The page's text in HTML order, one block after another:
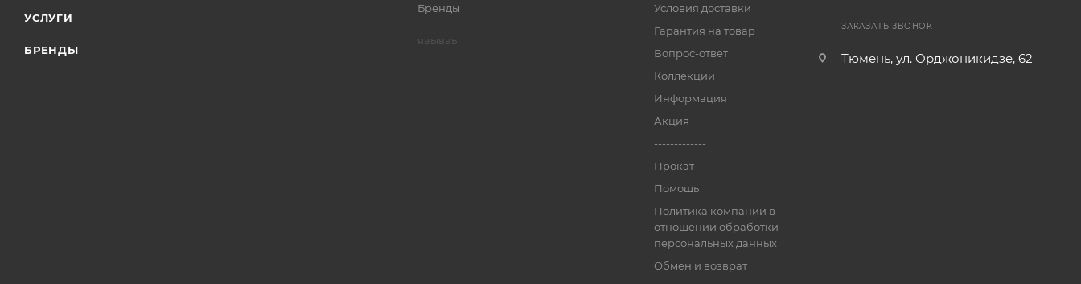
УСЛУГИ
БРЕНДЫ
Бренды
яаываы
Условия доставки
Гарантия на товар
Вопрос-ответ
Коллекции
Информация
Акция
-------------
Прокат
Помощь
Политика компании в
отношении обработки
персональных данных
Обмен и возврат
ЗАКАЗАТЬ ЗВОНОК
Тюмень, ул. Орджоникидзе, 62